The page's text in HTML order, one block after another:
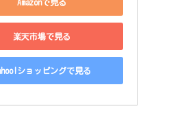
Amazonで見る
楽天市場で見る
ショッピングで見る